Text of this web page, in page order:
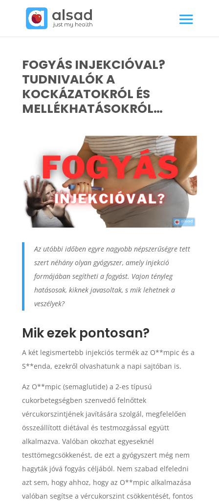
FOGYÁS INJEKCIÓVAL?
TUDNIVALÓK A
KOCKÁZATOKRÓL ÉS
MELLÉKHATÁSOKRÓL…
Az utóbbi időben egyre nagyobb népszerűségre tett
szert néhány olyan gyógyszer, amely injekció
formájában segítheti a fogyást. Vajon tényleg
hatásosak, kiknek javasoltak, s mik lehetnek a
veszélyek?
Mik ezek pontosan?
A két legismertebb injekciós termék az O**mpic és a
S**enda, ezekről olvashatunk a napi sajtóban is.
Az O**mpic (semaglutide) a 2-es típusú
cukorbetegségben szenvedő felnőttek
vércukorszintjének javítására szolgál, megfelelően
összeállított diétával és testmozgással együtt
alkalmazva. Valóban okozhat egyeseknél
testtömegcsökkenést, de ezt a gyógyszert még nem
hagyták jóvá fogyás céljából. Nem szabad elfeledni
azt sem, hogy ahhoz, hogy az O**mpic alkalmazása
valóban segítse a vércukorszint csökkentését, fontos